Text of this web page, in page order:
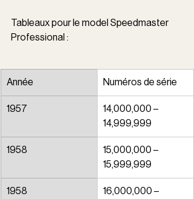
Tableaux pour le model Speedmaster
Professional :
Année Numéros de série
1957
14,000,000 –
14,999,999
1958
15,000,000 –
15,999,999
1958
16,000,000 –